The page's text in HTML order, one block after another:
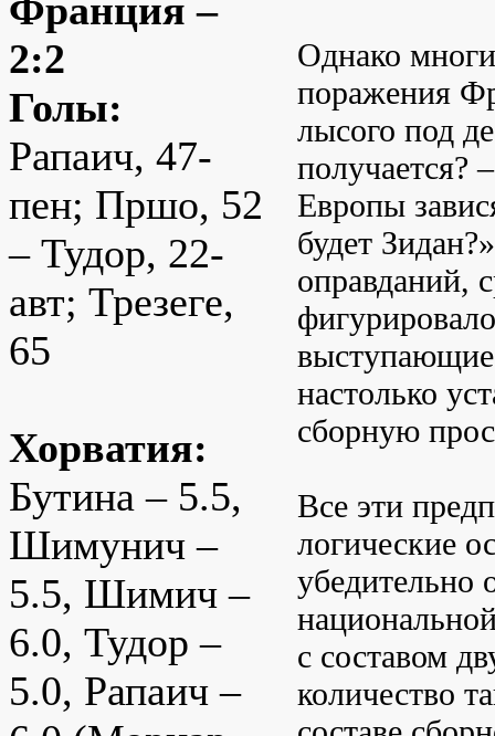
Франция –
2:2
Голы:
Рапаич, 47-
пен; Пршо, 52
– Тудор, 22-
авт; Трезеге,
65
Хорватия:
Бутина – 5.5,
Шимунич –
5.5, Шимич –
6.0, Тудор –
5.0, Рапаич –
Однако
поражения
лысого под
получается?
Европы
будет
оправданий,
настолько
сборную
Все эти
логические
убедительно
с составом
количество